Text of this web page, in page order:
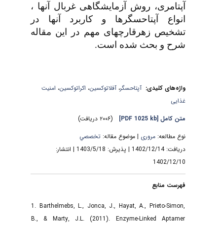
آپتامری، روش آزمایشگاهی غربال آنها ،
انواع آپتاحسگرها و کاربرد آنها در
تشخیص زهرقارچ­های مهم در این مقاله
شرح و بحث شده است.
واژه‌های کلیدی:آپتاحسگر،آفلاتوکسین،اکراتوکسین،امنیت
غذایی
متن کامل[PDF 1025 kb]
نوع مطالعه:مروری| موضوع مقاله:تخصصي
دریافت: 1402/12/14 | پذیرش: 1403/5/18 | انتشار:
1402/12/10
فهرست منابع
1. Barthelmebs, L., Jonca, J., Hayat, A., Prieto-Simon,
B., & Marty, J.L. (2011). Enzyme-Linked Aptamer